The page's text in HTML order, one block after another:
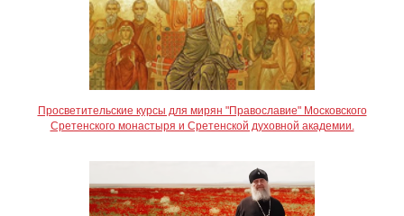
Просветительские курсы для мирян "Православие" Московского
Сретенского монастыря и Сретенской духовной академии.